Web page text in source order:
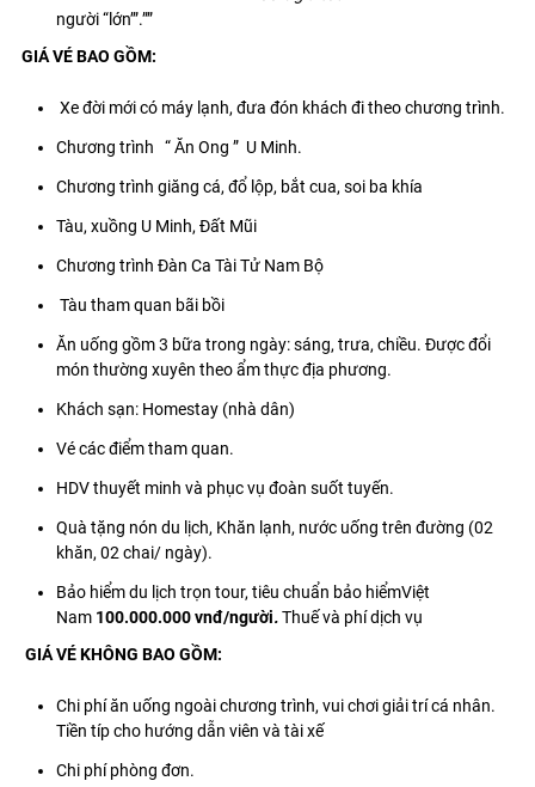
người “lớn’”.””
GIÁ VÉ BAO GỒM:
Xe đời mới có máy lạnh, đưa đón khách đi theo chương trình.
Chương trình “ Ăn Ong ” U Minh.
Chương trình giăng cá, đổ lộp, bắt cua, soi ba khía
Tàu, xuồng U Minh, Đất Mũi
Chương trình Đàn Ca Tài Tử Nam Bộ
Tàu tham quan bãi bồi
Ăn uống gồm 3 bữa trong ngày: sáng, trưa, chiều. Được đổi
món thường xuyên theo ẩm thực địa phương.
Khách sạn: Homestay (nhà dân)
Vé các điểm tham quan.
HDV thuyết minh và phục vụ đoàn suốt tuyến.
Quà tặng nón du lịch, Khăn lạnh, nước uống trên đường (02
khăn, 02 chai/ ngày).
Bảo hiểm du lịch trọn tour, tiêu chuẩn bảo hiểmViệt
Nam 100.000.000 vnđ/người.Thuế và phí dịch vụ
GIÁ VÉ KHÔNG BAO GỒM:
Chi phí ăn uống ngoài chương trình, vui chơi giải trí cá nhân.
Tiền típ cho hướng dẫn viên và tài xế
Chi phí phòng đơn.